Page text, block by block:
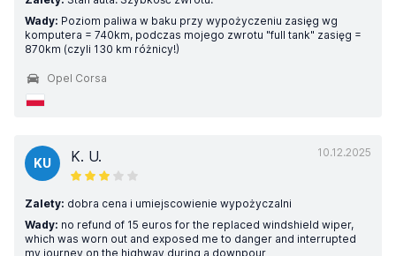
Wady: Poziom paliwa w baku przy wypożyczeniu zasięg wg
komputera = 740km, podczas mojego zwrotu "full tank" zasięg =
870km (czyli 130 km różnicy!)
Opel Corsa
10.12.2025
KU K. U.
Zalety: dobra cena i umiejscowienie wypożyczalni
Wady: no refund of 15 euros for the replaced windshield wiper,
which was worn out and exposed me to danger and interrupted
my journey on the highway during a downpour